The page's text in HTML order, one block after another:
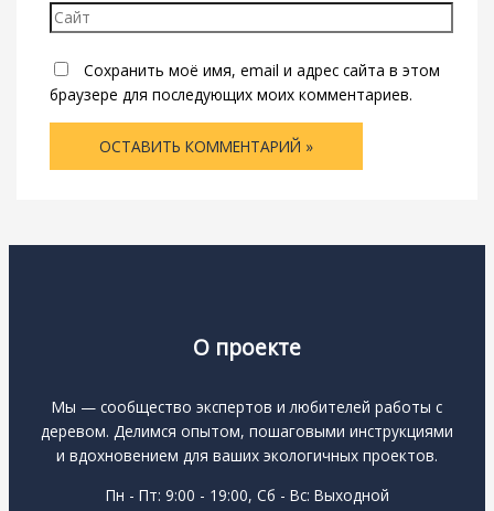
Сайт
Сохранить моё имя, email и адрес сайта в этом
браузере для последующих моих комментариев.
О проекте
Мы — сообщество экспертов и любителей работы с
деревом. Делимся опытом, пошаговыми инструкциями
и вдохновением для ваших экологичных проектов.
Пн - Пт: 9:00 - 19:00, Сб - Вс: Выходной